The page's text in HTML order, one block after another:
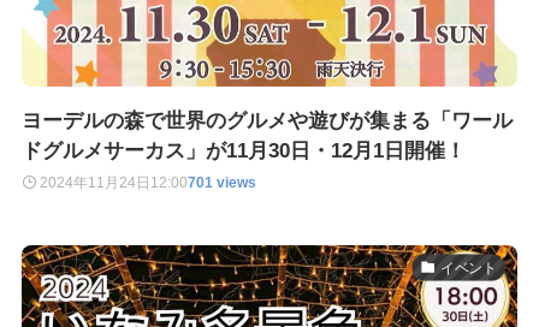
ヨーデルの森で世界のグルメや遊びが集まる「ワール
ドグルメサーカス」が11月30日・12月1日開催！
2024年11月24日 12:00701 views
イベント